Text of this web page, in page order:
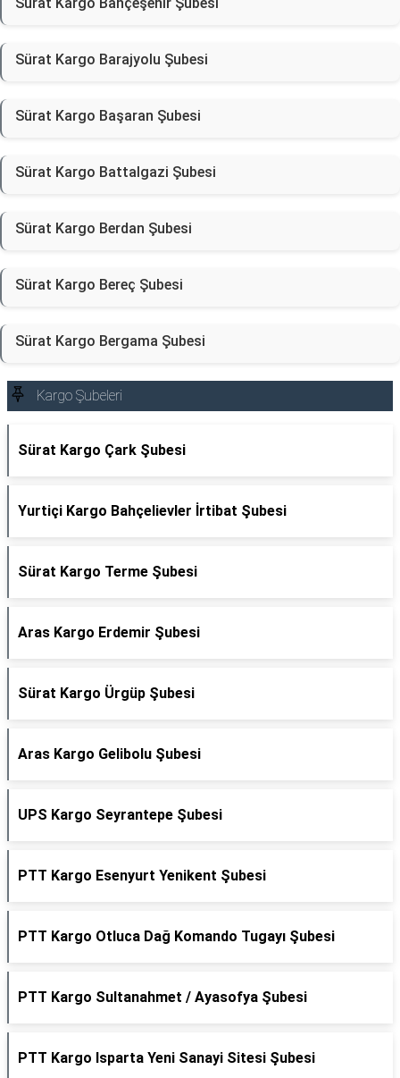
Sürat Kargo Barajyolu Şubesi
Sürat Kargo Başaran Şubesi
Sürat Kargo Battalgazi Şubesi
Sürat Kargo Berdan Şubesi
Sürat Kargo Bereç Şubesi
Sürat Kargo Bergama Şubesi
Kargo Şubeleri
Sürat Kargo Çark Şubesi
Yurtiçi Kargo Bahçelievler İrtibat Şubesi
Sürat Kargo Terme Şubesi
Aras Kargo Erdemir Şubesi
Sürat Kargo Ürgüp Şubesi
Aras Kargo Gelibolu Şubesi
UPS Kargo Seyrantepe Şubesi
PTT Kargo Esenyurt Yenikent Şubesi
PTT Kargo Otluca Dağ Komando Tugayı Şubesi
PTT Kargo Sultanahmet / Ayasofya Şubesi
PTT Kargo Isparta Yeni Sanayi Sitesi Şubesi